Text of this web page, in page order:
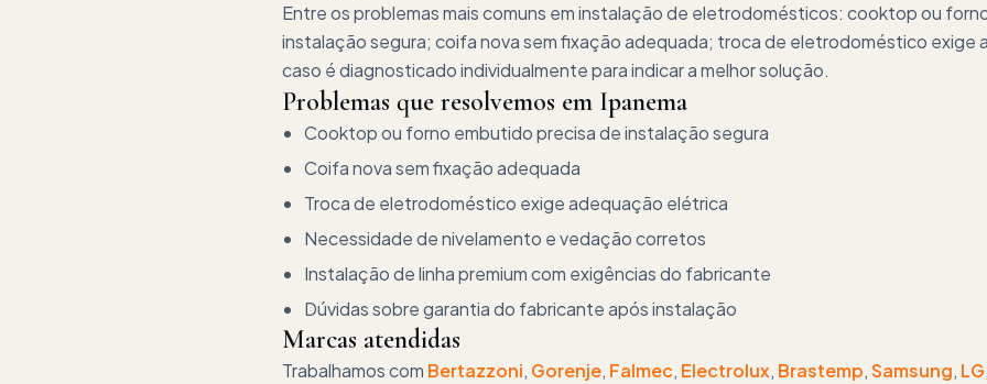
Entre os problemas mais comuns em instalação de eletrodomésticos: cooktop ou
instalação segura; coifa nova sem fixação adequada; troca de eletrodoméstico exige
caso é diagnosticado individualmente para indicar a melhor solução.
Problemas que resolvemos em Ipanema
Cooktop ou forno embutido precisa de instalação segura
Coifa nova sem fixação adequada
Troca de eletrodoméstico exige adequação elétrica
Necessidade de nivelamento e vedação corretos
Instalação de linha premium com exigências do fabricante
Dúvidas sobre garantia do fabricante após instalação
Marcas atendidas
Trabalhamos com Bertazzoni, Gorenje, Falmec, Electrolux, Brastemp,Samsung, LG